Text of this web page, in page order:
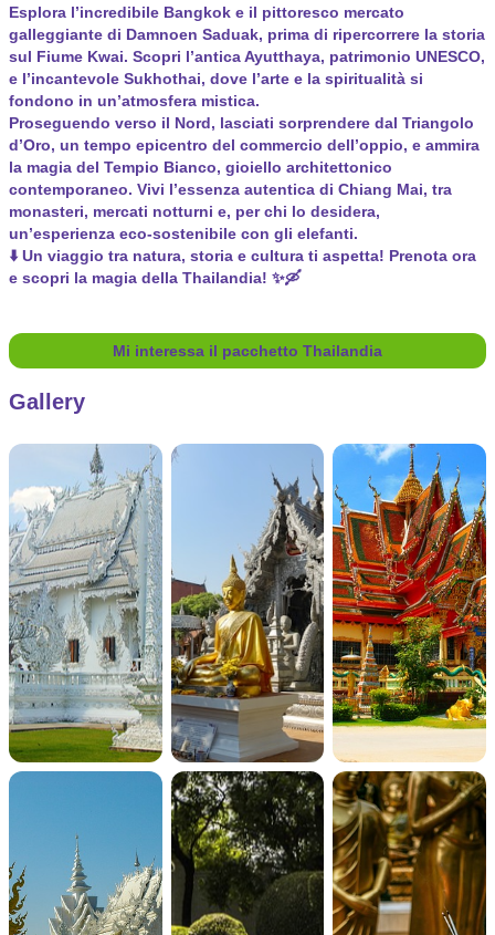
Esplora l’incredibile Bangkok e il pittoresco mercato
galleggiante di Damnoen Saduak, prima di ripercorrere la storia
sul Fiume Kwai. Scopri l’antica Ayutthaya, patrimonio UNESCO,
e l’incantevole Sukhothai, dove l’arte e la spiritualità si
fondono in un’atmosfera mistica.
Proseguendo verso il Nord, lasciati sorprendere dal Triangolo
d’Oro, un tempo epicentro del commercio dell’oppio, e ammira
la magia del Tempio Bianco, gioiello architettonico
contemporaneo. Vivi l’essenza autentica di Chiang Mai, tra
monasteri, mercati notturni e, per chi lo desidera,
un’esperienza eco-sostenibile con gli elefanti.
⬇️ Un viaggio tra natura, storia e cultura ti aspetta! Prenota ora
e scopri la magia della Thailandia! ✨🛶
Mi interessa il pacchetto Thailandia
Gallery